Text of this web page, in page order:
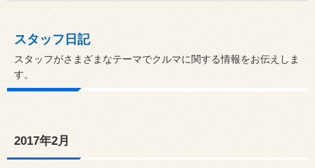
スタッフ日記
スタッフがさまざまなテーマでクルマに関する情報をお伝えしま
す。
2017年2月